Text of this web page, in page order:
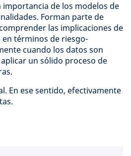
importancia de los modelos de
Forman parte de
las implicaciones de
términos de riesgo-
cuando los datos son
un sólido proceso de
En ese sentido, efectivamente